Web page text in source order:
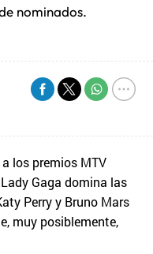
nominados.
los premios MTV
Gaga domina las
Perry y Bruno Mars
muy posiblemente,